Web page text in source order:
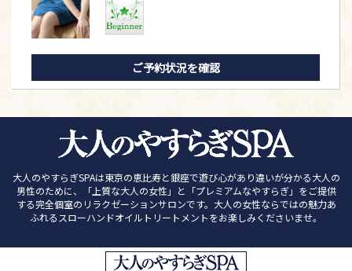
ご予約状況を確認
大人のやすらぎSPAは東京の恵比寿と銀座で遊び心があり違いが分かる大人の
男性のために、「上質な大人の女性」と「プレミアムなやすらぎ」をご提供
する完全個室のリラクゼーションサロンです。大人の女性ならではの魅力あ
ふれるスローハンドオイルトリートメントをお楽しみくださいませ。